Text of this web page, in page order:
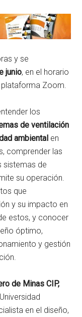
y se
junio, en el horario
plataforma Zoom.
los
de ventilación
ambiental en
comprender las
sistemas de
su operación.
que
y su impacto en
estos, y conocer
óptimo,
y gestión
de Minas CIP,
en el diseño,